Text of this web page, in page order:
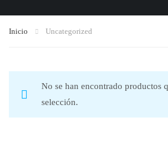
Inicio Uncategorized
No se han encontrado productos
selección.